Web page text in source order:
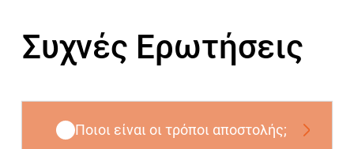
Συχνές Ερωτήσεις
Ποιοι είναι οι τρόποι αποστολής;